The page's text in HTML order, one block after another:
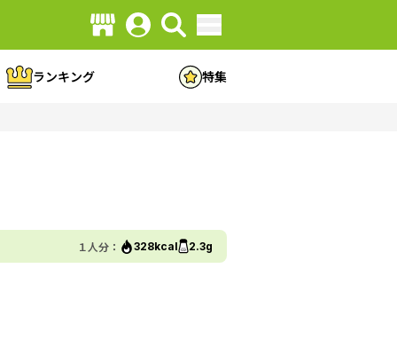
ランキング 特集
１人分： 328kcal 2.3g